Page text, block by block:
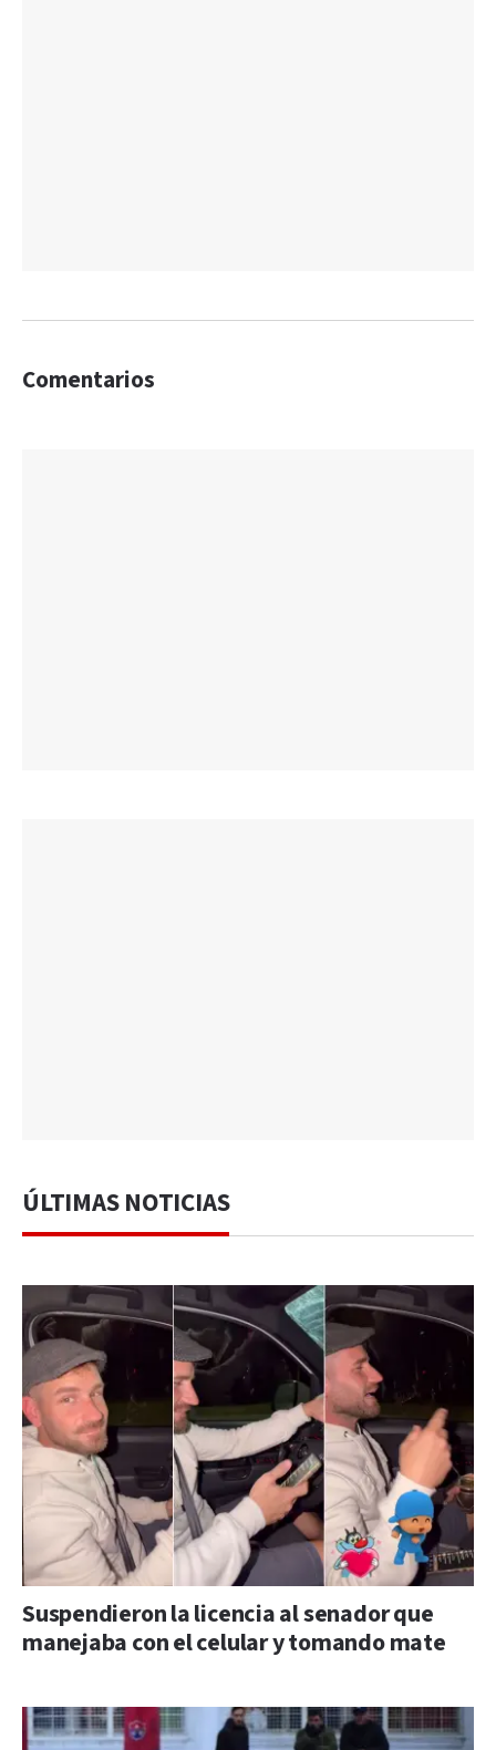
Comentarios
ÚLTIMAS NOTICIAS
Suspendieron la licencia al senador que
manejaba con el celular y tomando mate